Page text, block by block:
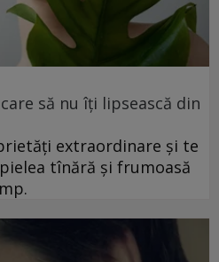
să nu îți lipsească din
extraordinare și te
tînără și frumoasă